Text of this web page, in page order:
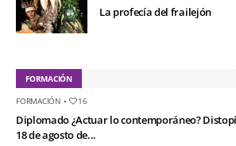
La profecía del frailejón
FORMACIÓN
FORMACIÓN • 16
Diplomado ¿Actuar lo contemporáneo?
18 de agosto de...